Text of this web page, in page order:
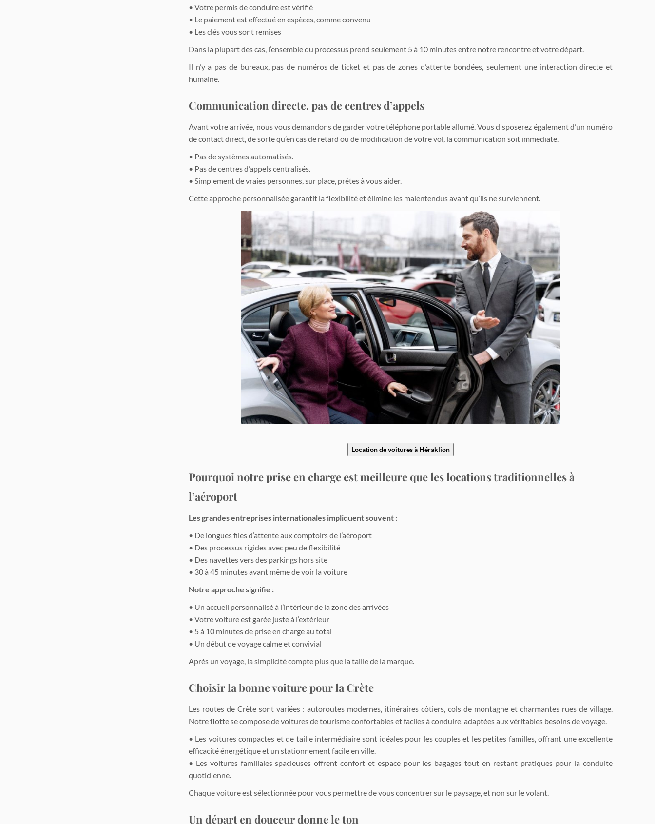
• Votre permis de conduire est vérifié
• Le paiement est effectué en espèces, comme convenu
• Les clés vous sont remises
Dans la plupart des cas, l’ensemble du processus prend seulement 5 à 10 minutes entre notre rencontre et votre départ.
Il n’y a pas de bureaux, pas de numéros de ticket et pas de zones d’attente bondées, seulement une interaction directe et
humaine.
Communication directe, pas de centres d’appels
Avant votre arrivée, nous vous demandons de garder votre téléphone portable allumé. Vous disposerez également d’un numéro
de contact direct, de sorte qu’en cas de retard ou de modification de votre vol, la communication soit immédiate.
• Pas de systèmes automatisés.
• Pas de centres d’appels centralisés.
• Simplement de vraies personnes, sur place, prêtes à vous aider.
Cette approche personnalisée garantit la flexibilité et élimine les malentendus avant qu’ils ne surviennent.
Location de voitures à Héraklion
Pourquoi notre prise en charge est meilleure que les locations traditionnelles à
l’aéroport
Les grandes entreprises internationales impliquent souvent :
• De longues files d’attente aux comptoirs de l’aéroport
• Des processus rigides avec peu de flexibilité
• Des navettes vers des parkings hors site
• 30 à 45 minutes avant même de voir la voiture
Notre approche signifie :
• Un accueil personnalisé à l’intérieur de la zone des arrivées
• Votre voiture est garée juste à l’extérieur
• 5 à 10 minutes de prise en charge au total
• Un début de voyage calme et convivial
Après un voyage, la simplicité compte plus que la taille de la marque.
Choisir la bonne voiture pour la Crète
Les routes de Crète sont variées : autoroutes modernes, itinéraires côtiers, cols de montagne et charmantes rues de village.
Notre flotte se compose de voitures de tourisme confortables et faciles à conduire, adaptées aux véritables besoins de voyage.
• Les voitures compactes et de taille intermédiaire sont idéales pour les couples et les petites familles, offrant une excellente
efficacité énergétique et un stationnement facile en ville.
• Les voitures familiales spacieuses offrent confort et espace pour les bagages tout en restant pratiques pour la conduite
quotidienne.
Chaque voiture est sélectionnée pour vous permettre de vous concentrer sur le paysage, et non sur le volant.
Un départ en douceur donne le ton